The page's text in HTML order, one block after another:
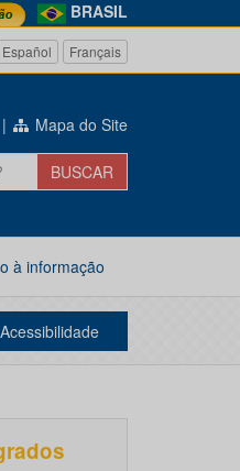
BRASIL
Español Français
| Mapa do Site
à informação
Acessibilidade